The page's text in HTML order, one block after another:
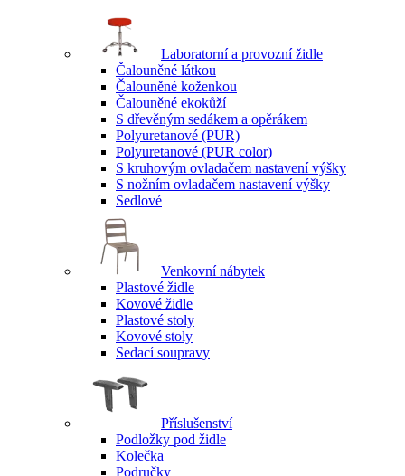
Laboratorní a provozní židle
Čalouněné látkou
Čalouněné koženkou
Čalouněné ekokůží
S dřevěným sedákem a opěrákem
Polyuretanové (PUR)
Polyuretanové (PUR color)
S kruhovým ovladačem nastavení výšky
S nožním ovladačem nastavení výšky
Sedlové
Venkovní nábytek
Plastové židle
Kovové židle
Plastové stoly
Kovové stoly
Sedací soupravy
Příslušenství
Podložky pod židle
Kolečka
Područky